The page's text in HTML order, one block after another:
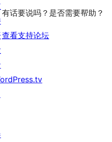
价
有话要说吗？是否需要帮助？
查看支持论坛